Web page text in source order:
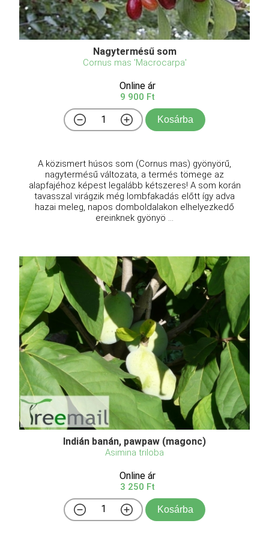
Nagytermésű som
Cornus mas 'Macrocarpa'
Online ár
9 900 Ft
Kosárba
A közismert húsos som (Cornus mas) gyönyörű,
nagytermésű változata, a termés tömege az
alapfajéhoz képest legalább kétszeres! A som korán
tavasszal virágzik még lombfakadás előtt így adva
hazai meleg, napos domboldalakon elhelyezkedő
ereinknek gyönyö ...
Indián banán, pawpaw (magonc)
Asimina triloba
Online ár
3 250 Ft
Kosárba